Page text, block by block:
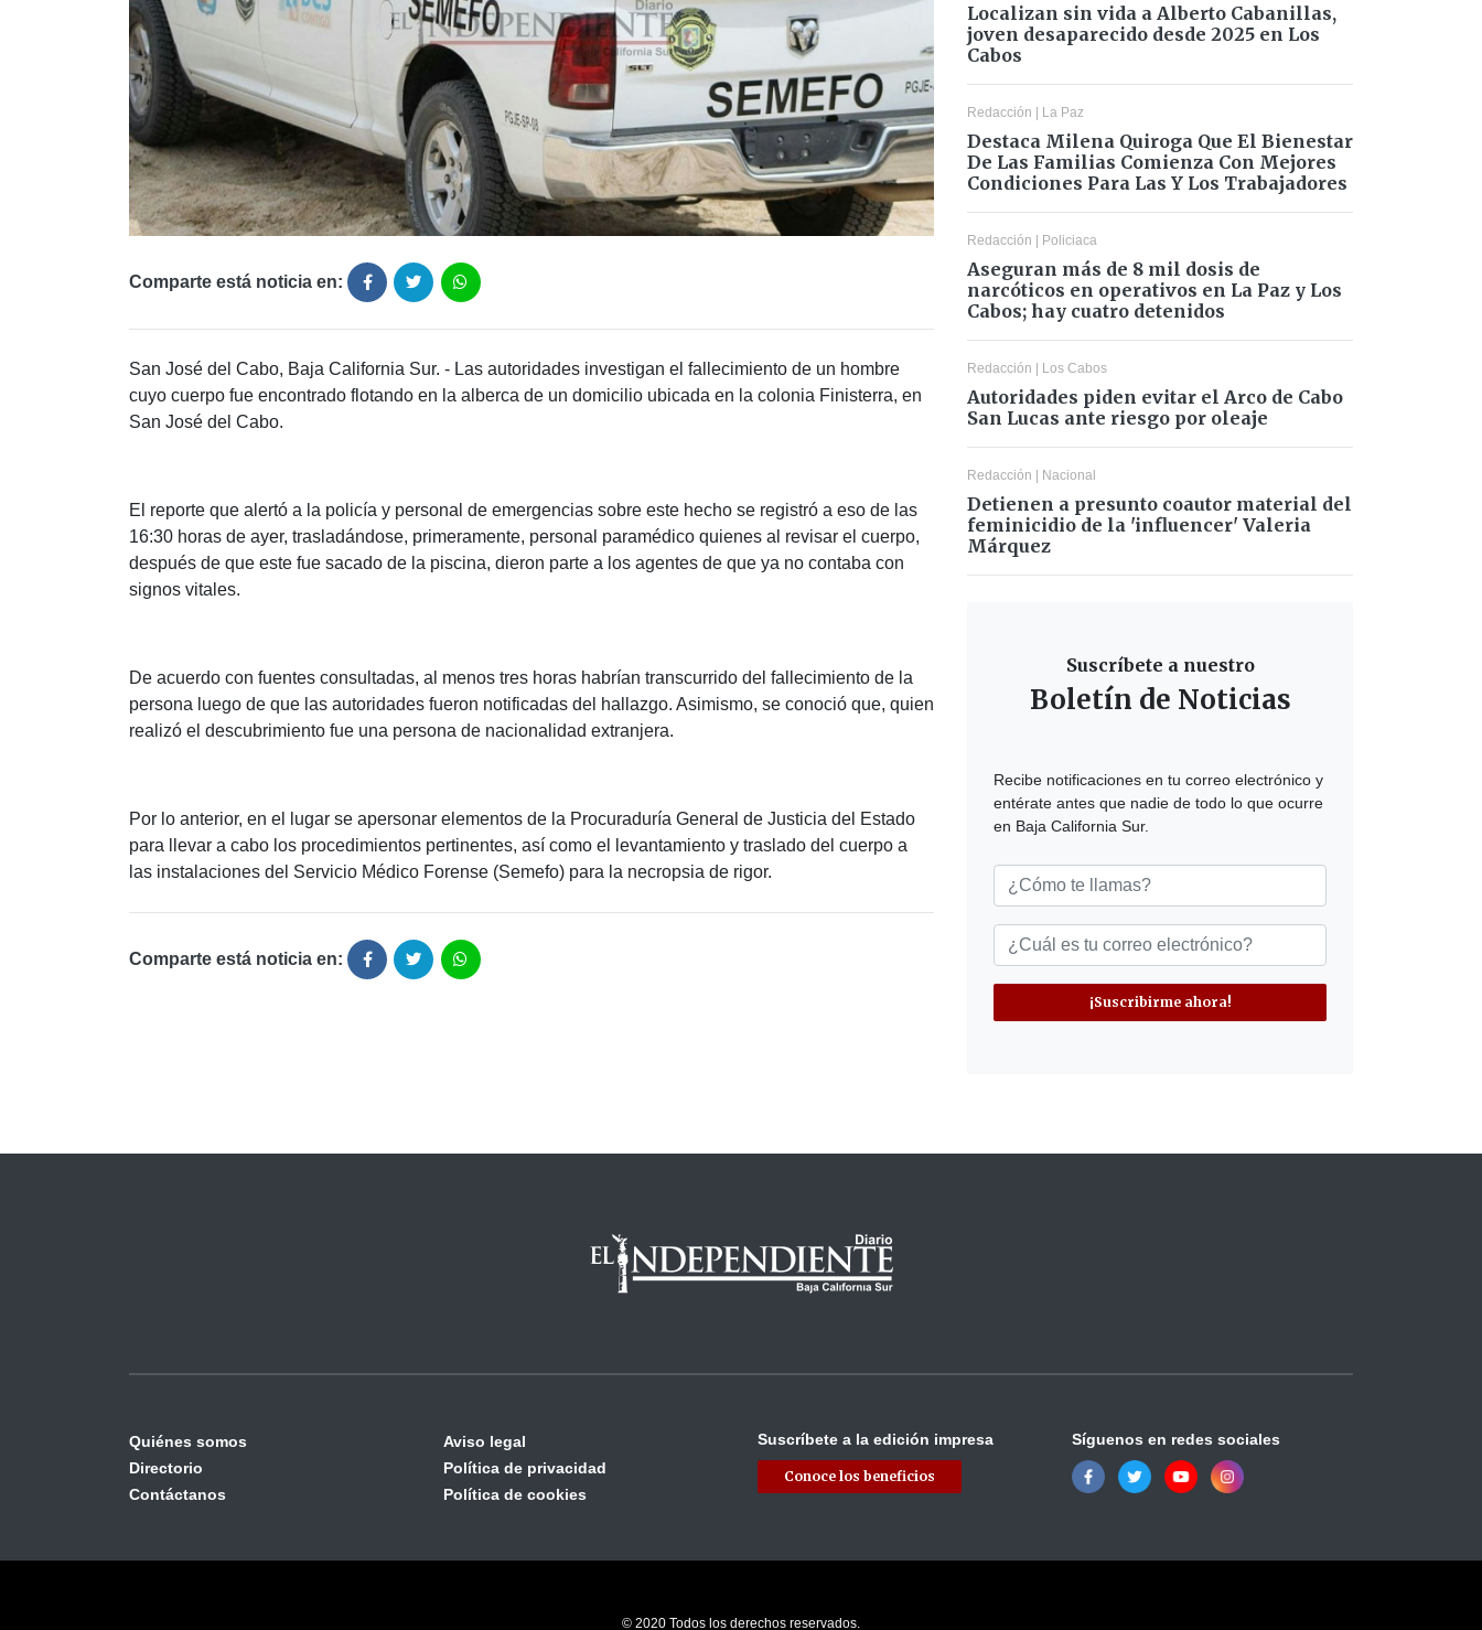
Comparte está noticia en:
San José del Cabo, Baja California Sur. - Las autoridades investigan el fallecimiento de un hombre
cuyo cuerpo fue encontrado flotando en la alberca de un domicilio ubicada en la colonia Finisterra, en
San José del Cabo.
El reporte que alertó a la policía y personal de emergencias sobre este hecho se registró a eso de las
16:30 horas de ayer, trasladándose, primeramente, personal paramédico quienes al revisar el cuerpo,
después de que este fue sacado de la piscina, dieron parte a los agentes de que ya no contaba con
signos vitales.
De acuerdo con fuentes consultadas, al menos tres horas habrían transcurrido del fallecimiento de la
persona luego de que las autoridades fueron notificadas del hallazgo. Asimismo, se conoció que, quien
realizó el descubrimiento fue una persona de nacionalidad extranjera.
Por lo anterior, en el lugar se apersonar elementos de la Procuraduría General de Justicia del Estado
para llevar a cabo los procedimientos pertinentes, así como el levantamiento y traslado del cuerpo a
las instalaciones del Servicio Médico Forense (Semefo) para la necropsia de rigor.
Comparte está noticia en:
Localizan sin vida a Alberto Cabanillas,
joven desaparecido desde 2025 en Los
Cabos
Redacción | La Paz
Destaca Milena Quiroga Que El Bienestar
De Las Familias Comienza Con Mejores
Condiciones Para Las Y Los Trabajadores
Redacción | Policiaca
Aseguran más de 8 mil dosis de
narcóticos en operativos en La Paz y Los
Cabos; hay cuatro detenidos
Redacción | Los Cabos
Autoridades piden evitar el Arco de Cabo
San Lucas ante riesgo por oleaje
Redacción | Nacional
Detienen a presunto coautor material del
feminicidio de la 'influencer' Valeria
Márquez
Suscríbete a nuestro
Boletín de Noticias
Recibe notificaciones en tu correo electrónico y
entérate antes que nadie de todo lo que ocurre
en Baja California Sur.
¡Suscribirme ahora!
Quiénes somos
Directorio
Contáctanos
Aviso legal
Política de privacidad
Política de cookies
Suscríbete a la edición impresa
Conoce los beneficios
Síguenos en redes sociales
© 2020 Todos los derechos reservados.